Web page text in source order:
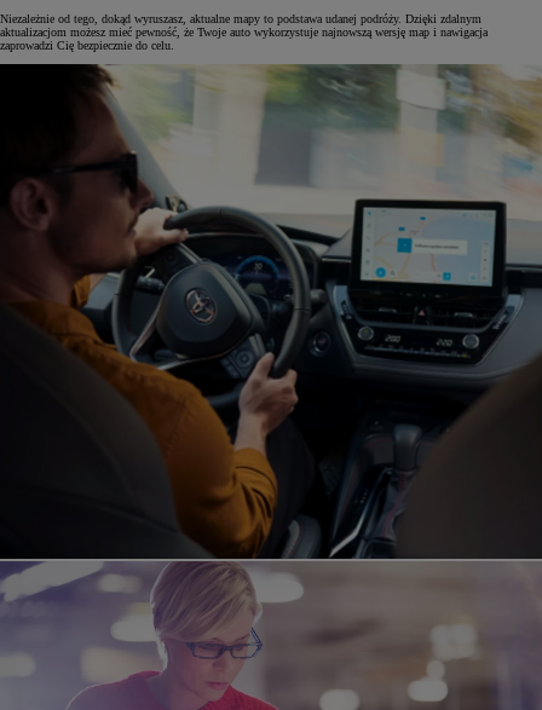
Niezależnie od tego, dokąd wyruszasz, aktualne mapy to podstawa udanej podróży. Dzięki zdalnym
aktualizacjom możesz mieć pewność, że Twoje auto wykorzystuje najnowszą wersję map i nawigacja
zaprowadzi Cię bezpiecznie do celu.